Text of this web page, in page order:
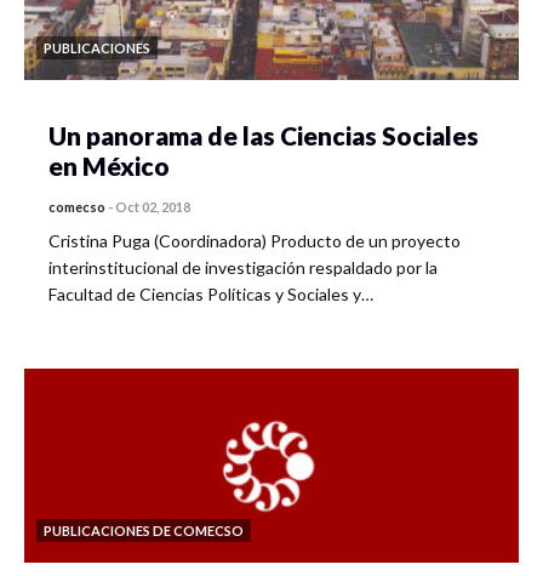
PUBLICACIONES
Un panorama de las Ciencias Sociales
en México
comecso -Oct 02, 2018
Cristina Puga (Coordinadora) Producto de un proyecto
interinstitucional de investigación respaldado por la
Facultad de Ciencias Políticas y Sociales y…
PUBLICACIONES DE COMECSO